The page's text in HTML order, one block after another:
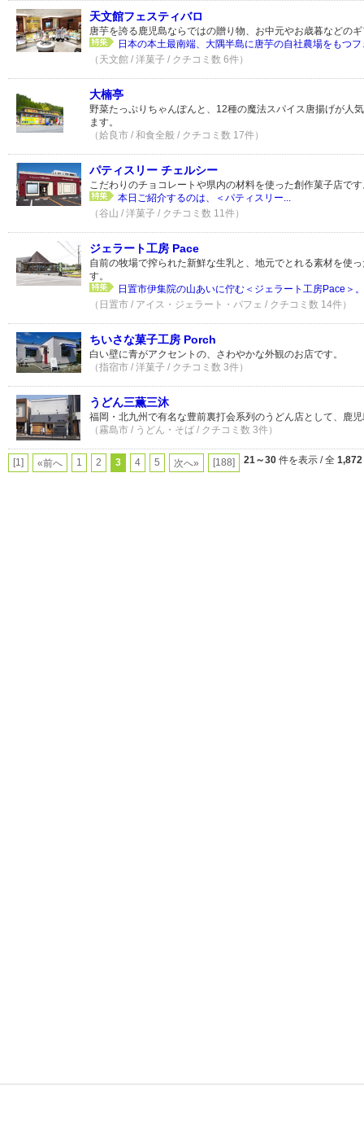
天文館フェスティバロ
唐芋を誇る鹿児島ならではの贈り物、お中元やお歳暮などの
日本の本土最南端、大隅半島に唐芋の自社農場をもつ
（天文館 / 洋菓子 / クチコミ数 6件）
大楠亭
野菜たっぷりちゃんぽんと、12種の魔法スパイス唐揚げが人
ます。
（姶良市 / 和食全般 / クチコミ数 17件）
パティスリー チェルシー
こだわりのチョコレートや県内の材料を使った創作菓子店で
本日ご紹介するのは、＜パティスリー...
（谷山 / 洋菓子 / クチコミ数 11件）
ジェラート工房 Pace
自前の牧場で搾られた新鮮な生乳と、地元でとれる素材を使
す。
日置市伊集院の山あいに佇む＜ジェラート工房Pace＞
（日置市 / アイス・ジェラート・パフェ / クチコミ数 14件）
ちいさな菓子工房 Porch
白い壁に青がアクセントの、さわやかな外観のお店です。
（指宿市 / 洋菓子 / クチコミ数 3件）
うどん三薫三沐
福岡・北九州で有名な豊前裏打会系列のうどん店として、鹿
（霧島市 / うどん・そば / クチコミ数 3件）
[1] «前へ 1 2 3 4 5 次へ» [188] 21～30 件を表示 / 全 1,872